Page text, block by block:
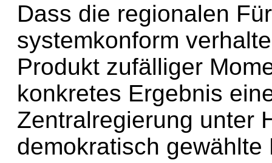
Dass die regionalen
systemkonform
Produkt zufälliger
konkretes Ergebnis
Zentralregierung unter
demokratisch